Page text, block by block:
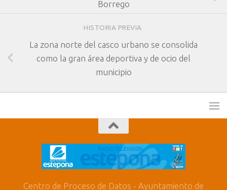
Borrego
HISTORIA PREVIA
La zona norte del casco urbano se consolida
como la gran área deportiva y de ocio del
municipio
Centro de Proceso de Datos - Ayuntamiento de